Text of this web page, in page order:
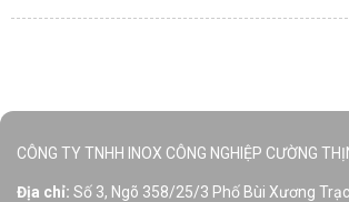
CÔNG TY TNHH INOX CÔNG NGHIỆP CƯỜNG
Địa chỉ: Số 3, Ngõ 358/25/3 Phố Bùi Xương